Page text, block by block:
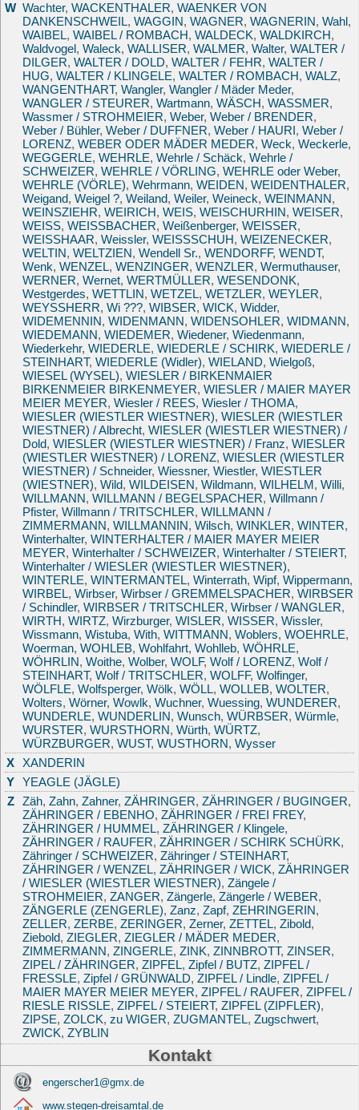
W Wachter,WACKENTHALER,WAENKER VON
DANKENSCHWEIL,WAGGIN,WAGNER,WAGNERIN,Wahl,
WAIBEL,WAIBEL / ROMBACH,WALDECK,WALDKIRCH,
Waldvogel,Waleck,WALLISER,WALMER,Walter,WALTER /
DILGER,WALTER / DOLD,WALTER / FEHR,WALTER /
HUG,WALTER / KLINGELE,WALTER / ROMBACH,WALZ,
WANGENTHART,Wangler,Wangler / Mäder Meder,
WANGLER / STEURER,Wartmann,WÄSCH,WASSMER,
Wassmer / STROHMEIER,Weber,Weber / BRENDER,
Weber / Bühler,Weber / DUFFNER,Weber / HAURI,Weber /
LORENZ,WEBER ODER MÄDER MEDER,Weck,Weckerle,
WEGGERLE,WEHRLE,Wehrle / Schäck,Wehrle /
SCHWEIZER,WEHRLE / VÖRLING,WEHRLE oder Weber,
WEHRLE (VÖRLE),Wehrmann,WEIDEN,WEIDENTHALER,
Weigand,Weigel ?,Weiland,Weiler,Weineck,WEINMANN,
WEINSZIEHR,WEIRICH,WEIS,WEISCHURHIN,WEISER,
WEISS,WEISSBACHER,Weißenberger,WEISSER,
WEISSHAAR,Weissler,WEISSSCHUH,WEIZENECKER,
WELTIN,WELTZIEN,Wendell Sr.,WENDORFF,WENDT,
Wenk,WENZEL,WENZINGER,WENZLER,Wermuthauser,
WERNER,Wernet,WERTMÜLLER,WESENDONK,
Westgerdes,WETTLIN,WETZEL,WETZLER,WEYLER,
WEYSSHERR,Wi ???,WIBSER,WICK,Widder,
WIDEMENNIN,WIDENMANN,WIDENSOHLER,WIDMANN,
WIEDEMANN,WIEDEMER,Wiedener,Wiedenmann,
Wiederkehr,WIEDERLE,WIEDERLE / SCHIRK,WIEDERLE /
STEINHART,WIEDERLE (Widler),WIELAND,Wielgoß,
WIESEL (WYSEL),WIESLER / BIRKENMAIER
BIRKENMEIER BIRKENMEYER,WIESLER / MAIER MAYER
MEIER MEYER,Wiesler / REES,Wiesler / THOMA,
WIESLER (WIESTLER WIESTNER),WIESLER (WIESTLER
WIESTNER) / Albrecht,WIESLER (WIESTLER WIESTNER) /
Dold,WIESLER (WIESTLER WIESTNER) / Franz,WIESLER
(WIESTLER WIESTNER) / LORENZ,WIESLER (WIESTLER
WIESTNER) / Schneider,Wiessner,Wiestler,WIESTLER
(WIESTNER),Wild,WILDEISEN,Wildmann,WILHELM,Willi,
WILLMANN,WILLMANN / BEGELSPACHER,Willmann /
Pfister,Willmann / TRITSCHLER,WILLMANN /
ZIMMERMANN,WILLMANNIN,Wilsch,WINKLER,WINTER,
Winterhalter,WINTERHALTER / MAIER MAYER MEIER
MEYER,Winterhalter / SCHWEIZER,Winterhalter / STEIERT,
Winterhalter / WIESLER (WIESTLER WIESTNER),
WINTERLE,WINTERMANTEL,Winterrath,Wipf,Wippermann,
WIRBEL,Wirbser,Wirbser / GREMMELSPACHER,WIRBSER
/ Schindler,WIRBSER / TRITSCHLER,Wirbser / WANGLER,
WIRTH,WIRTZ,Wirzburger,WISLER,WISSER,Wissler,
Wissmann,Wistuba,With,WITTMANN,Woblers,WOEHRLE,
Woerman,WOHLEB,Wohlfahrt,Wohlleb,WÖHRLE,
WÖHRLIN,Woithe,Wolber,WOLF,Wolf / LORENZ,Wolf /
STEINHART,Wolf / TRITSCHLER,WOLFF,Wolfinger,
WÖLFLE,Wolfsperger,Wölk,WÖLL,WOLLEB,WOLTER,
Wolters,Wörner,Wowlk,Wuchner,Wuessing,WUNDERER,
WUNDERLE,WUNDERLIN,Wunsch,WÜRBSER,Würmle,
WURSTER,WURSTHORN,Würth,WÜRTZ,
WÜRZBURGER,WUST,WUSTHORN,Wysser
X
XANDERIN
Y
YEAGLE (JÄGLE)
Z
Zäh,Zahn,Zahner,ZÄHRINGER,ZÄHRINGER / BUGINGER,
ZÄHRINGER / EBENHO,ZÄHRINGER / FREI FREY,
ZÄHRINGER / HUMMEL,ZÄHRINGER / Klingele,
ZÄHRINGER / RAUFER,ZÄHRINGER / SCHIRK SCHÜRK,
Zähringer / SCHWEIZER,Zähringer / STEINHART,
ZÄHRINGER / WENZEL,ZÄHRINGER / WICK,ZÄHRINGER
/ WIESLER (WIESTLER WIESTNER),Zängele /
STROHMEIER,ZANGER,Zängerle,Zängerle / WEBER,
ZÄNGERLE (ZENGERLE),Zanz,Zapf,ZEHRINGERIN,
ZELLER,ZERBE,ZERINGER,Zerner,ZETTEL,Zibold,
Ziebold,ZIEGLER,ZIEGLER / MÄDER MEDER,
ZIMMERMANN,ZINGERLE,ZINK,ZINNBROTT,ZINSER,
ZIPEL / ZÄHRINGER,ZIPFEL,Zipfel / BUTZ,ZIPFEL /
FRESSLE,Zipfel / GRÜNWALD,ZIPFEL / Lindle,ZIPFEL /
MAIER MAYER MEIER MEYER,ZIPFEL / RAUFER,ZIPFEL /
RIESLE RISSLE,ZIPFEL / STEIERT,ZIPFEL (ZIPFLER),
ZIPSE,ZOLCK,zu WIGER,ZUGMANTEL,Zugschwert,
ZWICK,ZYBLIN
Kontakt
engerscher1@gmx.de
www.stegen-dreisamtal.de